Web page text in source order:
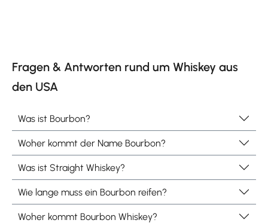
Fragen & Antworten rund um Whiskey aus
den USA
Was ist Bourbon?
Woher kommt der Name Bourbon?
Was ist Straight Whiskey?
Wie lange muss ein Bourbon reifen?
Woher kommt Bourbon Whiskey?